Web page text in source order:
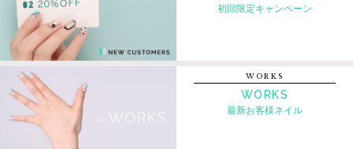
初回限定キャンペーン
WORKS
WORKS
最新お客様ネイル